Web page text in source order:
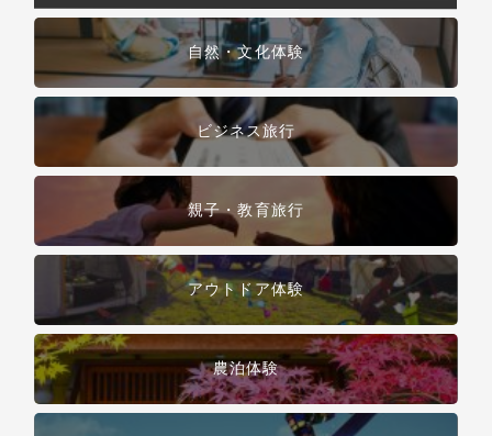
自然・文化体験
ビジネス旅行
親子・教育旅行
アウトドア体験
農泊体験